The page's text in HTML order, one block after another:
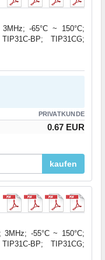
-65°C ~ 150°C;
BP; TIP31CG;
PRIVATKUNDE
0.67 EUR
kaufen
-55°C ~ 150°C;
BP; TIP31CG;